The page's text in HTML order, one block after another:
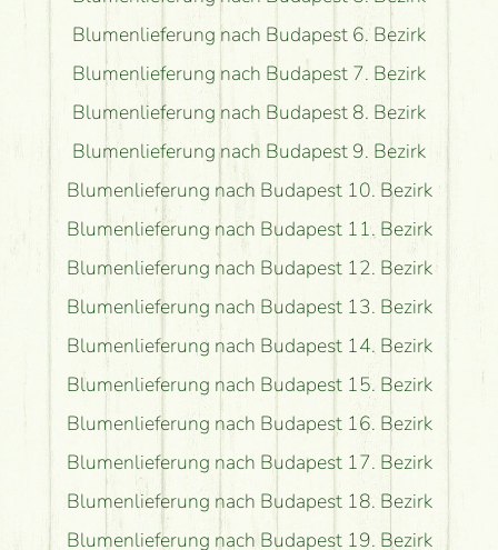
Blumenlieferung nach Budapest 6. Bezirk
Blumenlieferung nach Budapest 7. Bezirk
Blumenlieferung nach Budapest 8. Bezirk
Blumenlieferung nach Budapest 9. Bezirk
Blumenlieferung nach Budapest 10. Bezirk
Blumenlieferung nach Budapest 11. Bezirk
Blumenlieferung nach Budapest 12. Bezirk
Blumenlieferung nach Budapest 13. Bezirk
Blumenlieferung nach Budapest 14. Bezirk
Blumenlieferung nach Budapest 15. Bezirk
Blumenlieferung nach Budapest 16. Bezirk
Blumenlieferung nach Budapest 17. Bezirk
Blumenlieferung nach Budapest 18. Bezirk
Blumenlieferung nach Budapest 19. Bezirk